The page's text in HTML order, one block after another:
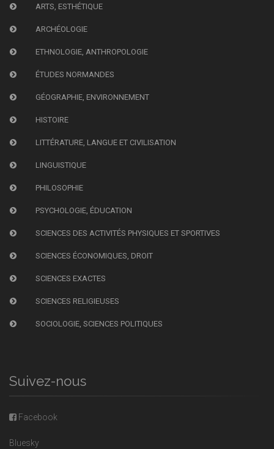
ARTS, ESTHÉTIQUE
ARCHÉOLOGIE
ETHNOLOGIE, ANTHROPOLOGIE
ÉTUDES NORMANDES
GÉOGRAPHIE, ENVIRONNEMENT
HISTOIRE
LITTÉRATURE, LANGUE ET CIVILISATION
LINGUISTIQUE
PHILOSOPHIE
PSYCHOLOGIE, ÉDUCATION
SCIENCES DES ACTIVITÉS PHYSIQUES ET SPORTIVES
SCIENCES ÉCONOMIQUES, DROIT
SCIENCES EXACTES
SCIENCES RELIGIEUSES
SOCIOLOGIE, SCIENCES POLITIQUES
Suivez-nous
Facebook
Bluesky